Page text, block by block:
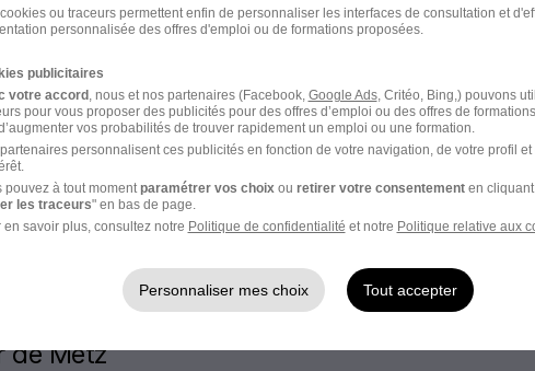
Emploi Acheteur industriel
Emploi Responsable achat
de Metz
ou traceurs permettent enfin de personnaliser les interfaces de consultation et
personnalisée des offres d'emploi ou de formations proposées.
publicitaires
votre accord , nous et nos partenaires (Facebook, Google Ads, Critéo, Bing,) pouvons
pour vous proposer des publicités pour des offres d’emploi ou des offres de
vos probabilités de trouver rapidement un emploi ou une formation.
personnalisent ces publicités en fonction de votre navigation, de votre profil et
pouvez à tout momentparamétrer vos choixou retirer votre consentementen cliquant
les traceurs" en bas de page.
en savoir plus, consultez notre Politique de confidentialité et notre Politique relative aux
Personnaliser mes choix Tout accepter